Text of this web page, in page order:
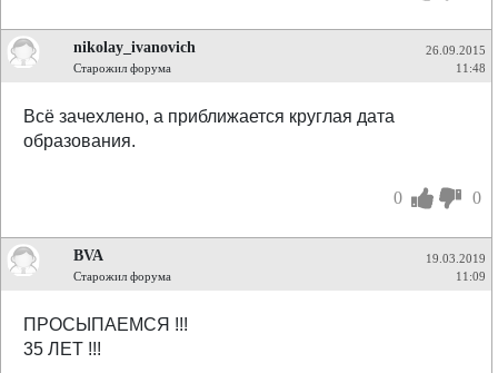
nikolay_ivanovich
Старожил форума
26.09.2015
11:48
Всё зачехлено, а приближается круглая дата
образования.
0 0
BVA
Старожил форума
19.03.2019
11:09
ПРОСЫПАЕМСЯ !!!
35 ЛЕТ !!!